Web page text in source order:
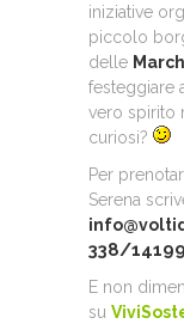
iniziative
piccolo
delle
festeggiare
vero spirito
curiosi?
Per
Serena
338/
E non
su